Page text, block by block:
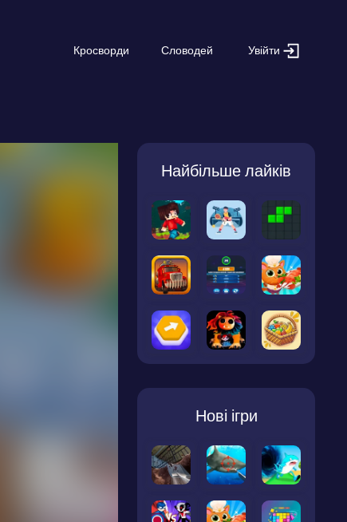
Кросворди Словодей Увійти
Найбільше лайків
Нові ігри